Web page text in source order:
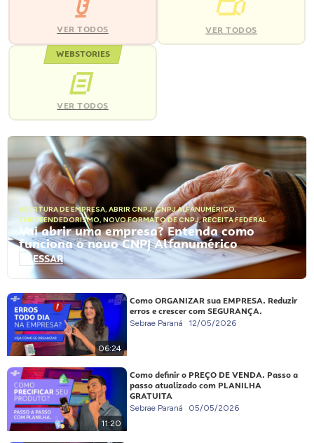
VER TODOS VER TODOS
WEBSTORIES
VER TODOS
ABERTURA DE EMPRESA, ABRIR CNPJ,CNPJ ALFANUMÉRICO,
EMPREENDEDORISMO, NOVO FORMATO DE CNPJ,RECEITA FEDERAL
Vai abrir uma empresa? Entenda como
funciona o novo CNPJ Alfanumérico
ACESSAR
06:24
Como ORGANIZAR sua EMPRESA. Reduzir
erros e crescer com SEGURANÇA.
Sebrae Paraná 12/05/2026
11:20
Como definir o PREÇO DE VENDA. Passo a
passo atualizado com PLANILHA
GRATUITA
Sebrae Paraná 05/05/2026